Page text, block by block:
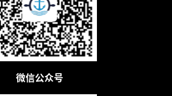
微信公众号